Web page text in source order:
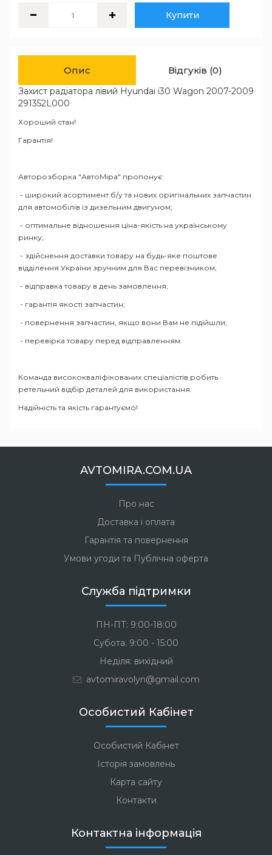
Купити
Опис Відгуків (0)
Захист радіатора лівий Hyundai i30 Wagon 2007-2009
291352L000
Хороший стан!
Гарантія!
Авторозборка "АвтоМіра" пропонує:
- широкий асортимент б/у та нових оригінальних запчастин
для автомобілів із дизельним двигуном;
- оптимальне відношення ціна-якість на українському
ринку;
- здійснення доставки товару на будь-яке поштове
відділення України зручним для Вас перевізником;
- відправка товару в день замовлення;
- гарантія якості запчастин;
- повернення запчастин, якщо вони Вам не підійшли;
- перевірка товару перед відправленням.
Команда висококваліфікованих спеціалістів робить
ретельний відбір деталей для використання.
Надійність та якість гарантуємо!
AVTOMIRA.COM.UA
Про нас
Доставка і оплата
Гарантія та повернення
Умови угоди та Публічна оферта
Служба підтримки
ПН-ПТ: 9:00-18:00
Субота: 9:00 - 15:00
Неділя: вихідний
avtomiravolyn@gmail.com
Особистий Кабінет
Особистий Кабінет
Історія замовлень
Карта сайту
Контакти
Контактна інформація